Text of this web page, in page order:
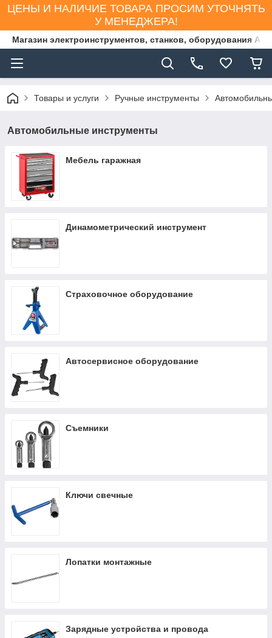
ЦЕНЫ И НАЛИЧИЕ ТОВАРА ПРОСИМ УТОЧНЯТЬ
У МЕНЕДЖЕРА!
Магазин электроинструментов, станков, оборудования
Товары и услуги Ручные инструменты
Автомобильные инструменты
Мебель гаражная
Динамометрический инструмент
Страховочное оборудование
Автосервисное оборудование
Съемники
Ключи свечные
Лопатки монтажные
Зарядные устройства и провода